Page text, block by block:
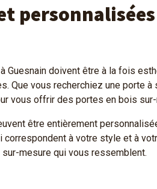
Guesnain doivent être à la fois
Que vous recherchiez une porte
vous offrir des portes en bois
être entièrement
à votre style et à
mesure qui vous ressemblent.